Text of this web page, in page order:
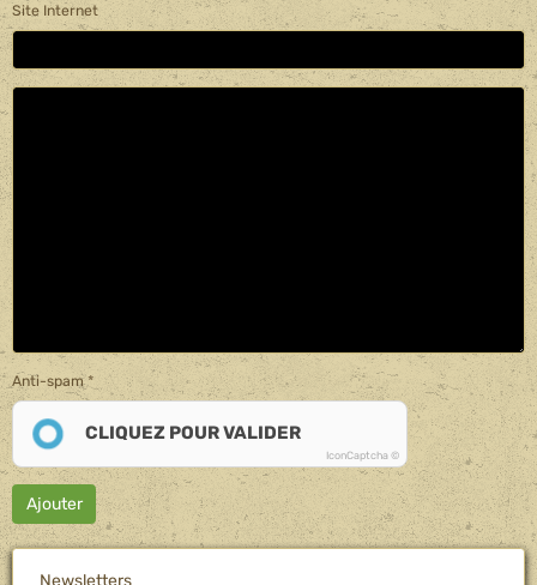
Site Internet
Anti-spam
CLIQUEZ POUR VALIDER
IconCaptcha ©
Ajouter